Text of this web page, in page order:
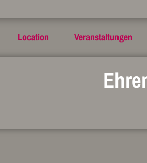
Location Veranstaltungen